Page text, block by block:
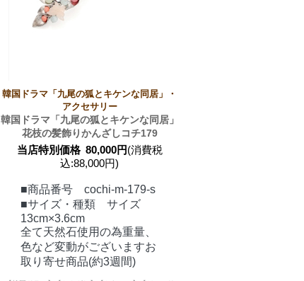
韓国ドラマ「九尾の狐とキケンな同居」・
アクセサリー
韓国ドラマ「九尾の狐とキケンな同居」
花枝の髪飾りかんざしコチ179
当店特別価格 80,000円(消費税
込:88,000円)
■商品番号 cochi-m-179-s
■サイズ・種類 サイズ
13cm×3.6cm
全て天然石使用の為重量、
色など変動がございますお
取り寄せ商品(約3週間)